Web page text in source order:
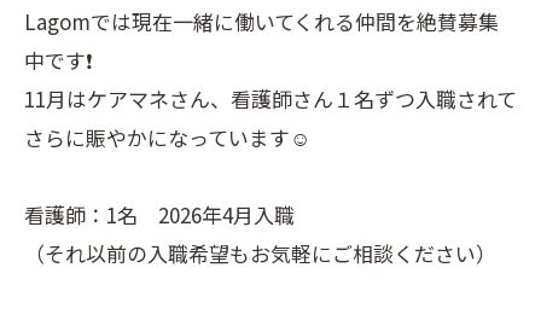
Lagomでは現在一緒に働いてくれる仲間を絶賛募集
中です❗️
11月はケアマネさん、看護師さん１名ずつ入職されて
さらに賑やかになっています☺️
看護師：1名 2026年4月入職
（それ以前の入職希望もお気軽にご相談ください）